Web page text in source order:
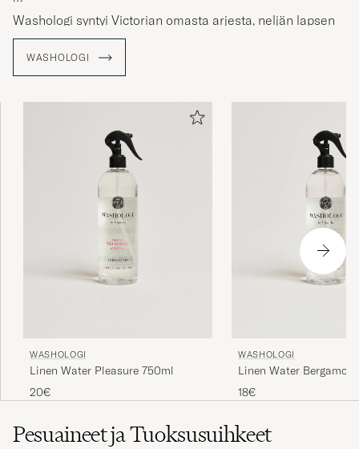
Washologi syntyi Victorian omasta arjesta, neljän lapsen
harmonisoituvat sekä toimivuuden, tehokkuuden että
esteettisyyden kanssa.
WASHOLOGI
WASHOLOGI
Linen Water Pleasure 750ml
20€
WASHOLOGI
Linen Water Bergamot
18€
Pesuaineet ja Tuoksusuihkeet